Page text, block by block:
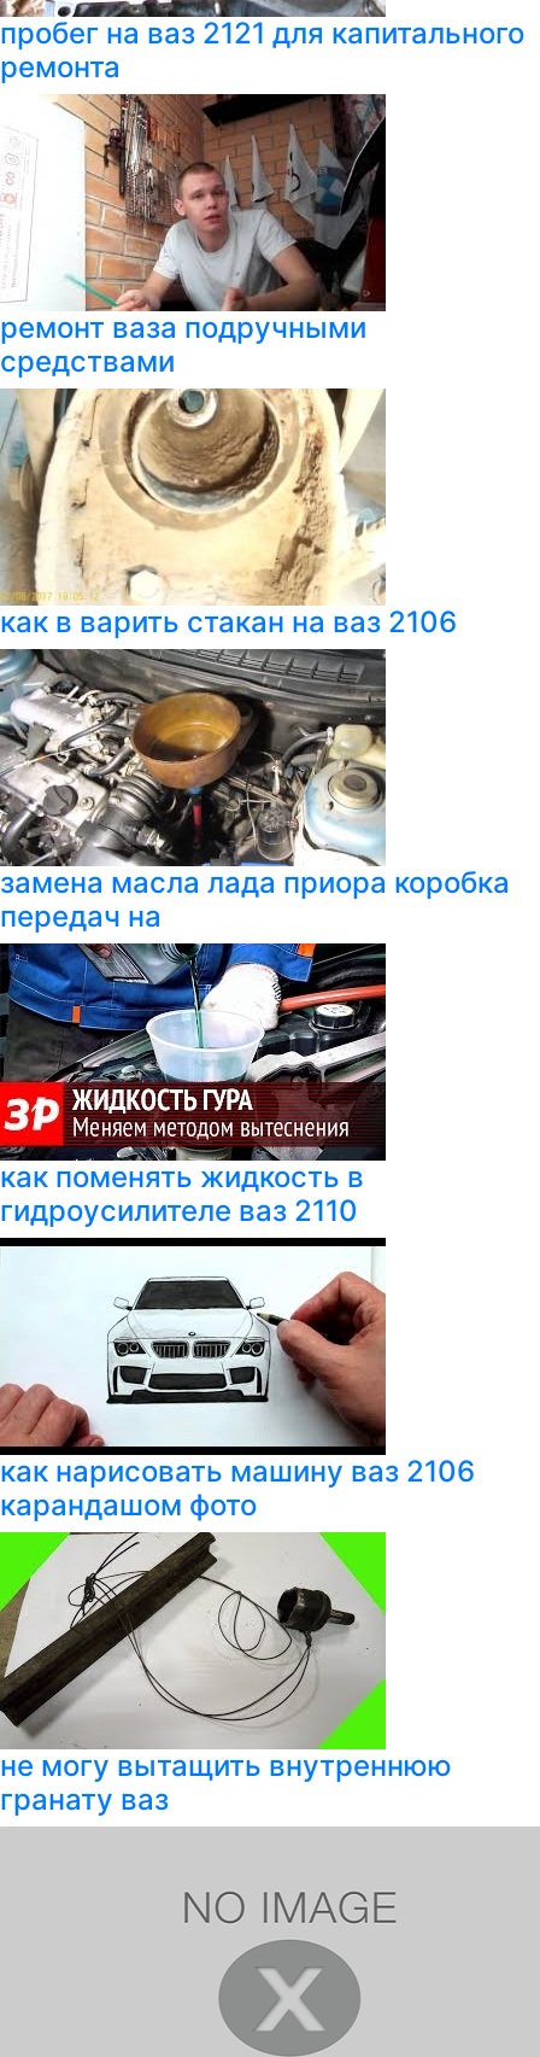
пробег на ваз 2121 для капитального
ремонта
ремонт ваза подручными
средствами
как в варить стакан на ваз 2106
замена масла лада приора коробка
передач на
как поменять жидкость в
гидроусилителе ваз 2110
как нарисовать машину ваз 2106
карандашом фото
не могу вытащить внутреннюю
гранату ваз